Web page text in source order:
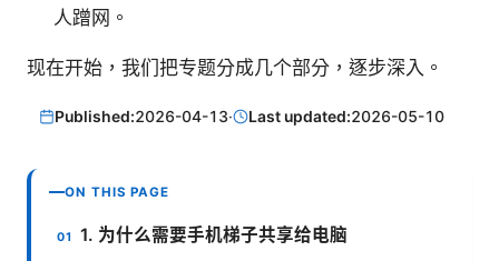
人蹭网。
现在开始，我们把专题分成几个部分，逐步深入。
Published:2026-04-13· Last updated:2026-05-10
ON THIS PAGE
1. 为什么需要手机梯子共享给电脑